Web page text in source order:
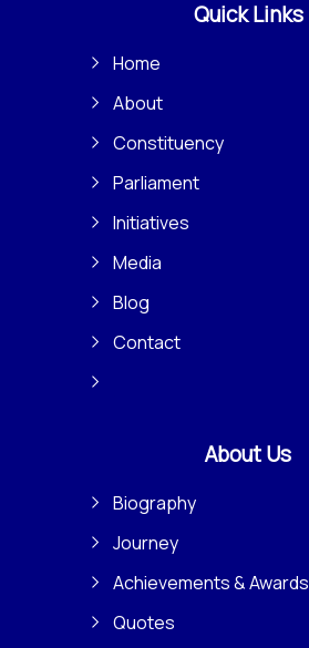
Quick Links
Home
About
Constituency
Parliament
Initiatives
Media
Blog
Contact
About Us
Biography
Journey
Achievements & Awards
Quotes